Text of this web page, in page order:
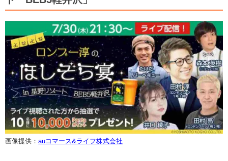
画像提供： auコマース&ライフ株式会社